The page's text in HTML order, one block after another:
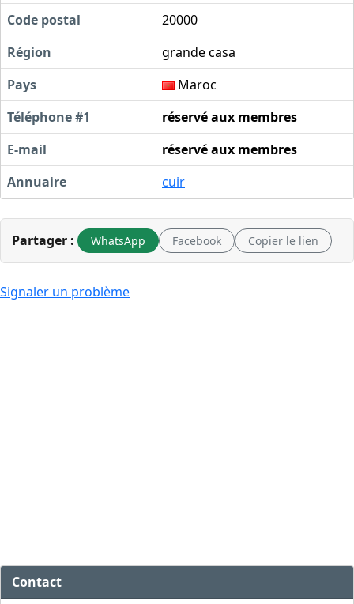
Code postal
20000
Région
grande casa
Pays
Maroc
Téléphone #1
réservé aux membres
E-mail
réservé aux membres
Annuaire
cuir
Partager : WhatsApp Facebook Copier le lien
Signaler un problème
Contact